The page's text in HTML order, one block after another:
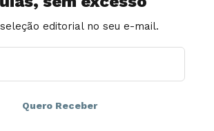
editorial no seu e-mail.